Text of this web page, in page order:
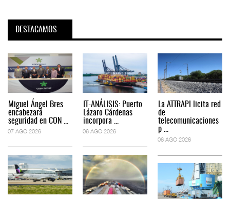
DESTACAMOS
Miguel Ángel Bres
encabezará
seguridad en CON ...
07 AGO 2026
IT-ANÁLISIS: Puerto
Lázaro Cárdenas
incorpora ...
06 AGO 2026
La ATTRAPI licita red
de
telecomunicaciones
p ...
06 AGO 2026